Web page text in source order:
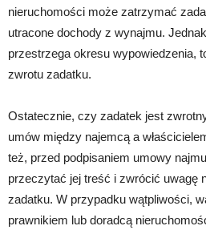
nieruchomości może zatrzymać
utracone dochody z wynajmu.
przestrzega okresu wypowiedzenia,
zwrotu zadatku.
Ostatecznie, czy zadatek jest
umów między najemcą a
też, przed podpisaniem umowy
przeczytać jej treść i zwrócić uwagę
zadatku. W przypadku wątpliwości,
prawnikiem lub doradcą